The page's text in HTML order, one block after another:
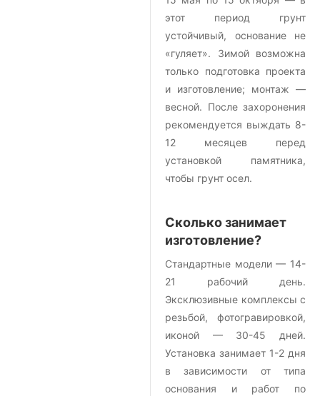
этот период грунт
устойчивый, основание не
«гуляет». Зимой возможна
только подготовка проекта
и изготовление; монтаж —
весной. После захоронения
рекомендуется выждать 8-
12 месяцев перед
установкой памятника,
чтобы грунт осел.
Сколько занимает
изготовление?
Стандартные модели — 14-
21 рабочий день.
Эксклюзивные комплексы с
резьбой, фотогравировкой,
иконой — 30-45 дней.
Установка занимает 1-2 дня
в зависимости от типа
основания и работ по